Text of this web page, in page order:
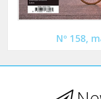
Nº 158,